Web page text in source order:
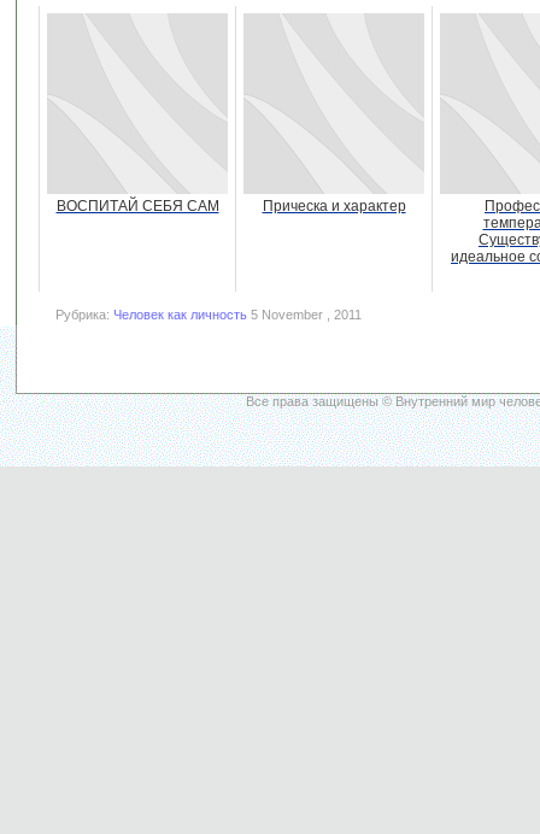
ВОСПИТАЙ СЕБЯ САМ Прическа и характер
идеальное
Рубрика: Человек как личность 5 November , 2011
Все права защищены © Внутренний мир